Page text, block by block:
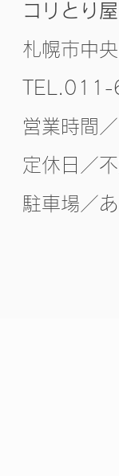
コリとり
札幌市中
営業時間
定休日／
駐車場／あ